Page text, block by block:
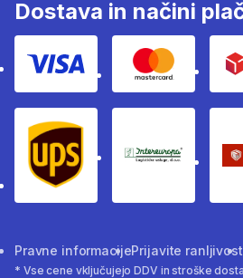
Dostava in načini
Visa Mastercard
Ups Intereuropa
Pravne informacijePrijavite ranljivost
* Vse cene vključujejo DDV in stroške